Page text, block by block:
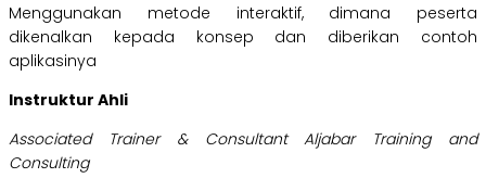
Menggunakan metode interaktif, dimana peserta
dikenalkan kepada konsep dan diberikan contoh
aplikasinya
Instruktur Ahli
Associated Trainer & Consultant Aljabar Training and
Consulting